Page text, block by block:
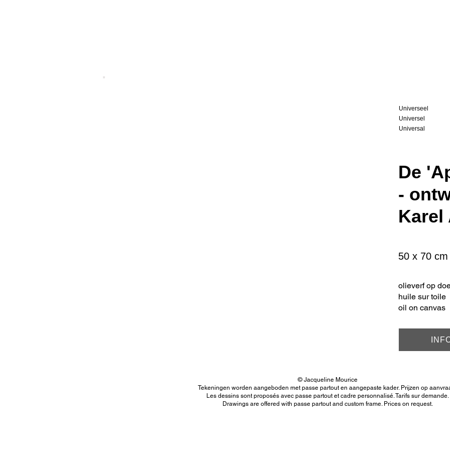
Universeel
Universel
Universal
De
-
Karel
50 x 70 cm
olieverf op
huile sur toile
oil on canvas
© Jacqueline Mourice
Tekeningen worden aangeboden met passe partout en aangepaste kader. Prijzen op
Les dessins sont proposés avec passe partout et cadre personnalisé. Tarifs sur demande.
Drawings are offered with passe partout and custom frame. Prices on request.